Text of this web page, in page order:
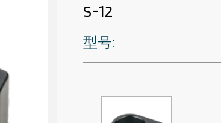
S-12
型号: